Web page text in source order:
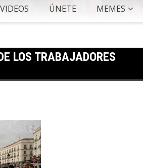
VIDEOS ÚNETE MEMES
LOS TRABAJADORES